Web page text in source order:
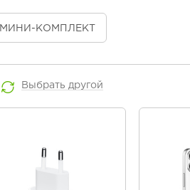
МИНИ -КОМПЛЕКТ
Выбрать другой